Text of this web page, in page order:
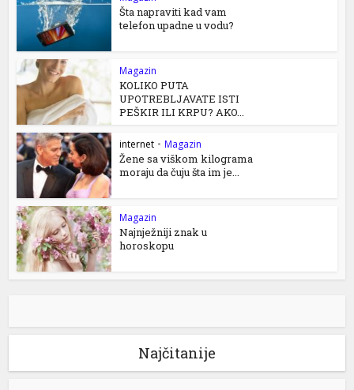
Šta napraviti kad vam
telefon upadne u vodu?
Magazin
KOLIKO PUTA
UPOTREBLJAVATE ISTI
PEŠKIR ILI KRPU? AKO...
internet • Magazin
Žene sa viškom kilograma
moraju da čuju šta im je...
Magazin
Najnježniji znak u
horoskopu
Najčitanije